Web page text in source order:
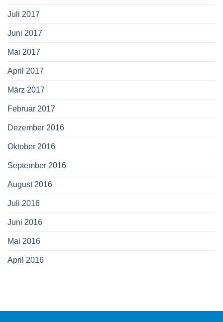
Juli 2017
Juni 2017
Mai 2017
April 2017
März 2017
Februar 2017
Dezember 2016
Oktober 2016
September 2016
August 2016
Juli 2016
Juni 2016
Mai 2016
April 2016